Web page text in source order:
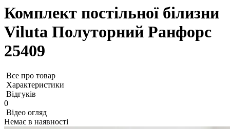
Комплект постільної білизни
Viluta Полуторний Ранфорс
25409
Все про товар
Характеристики
Відгуків
0
Відео огляд
Немає в наявності